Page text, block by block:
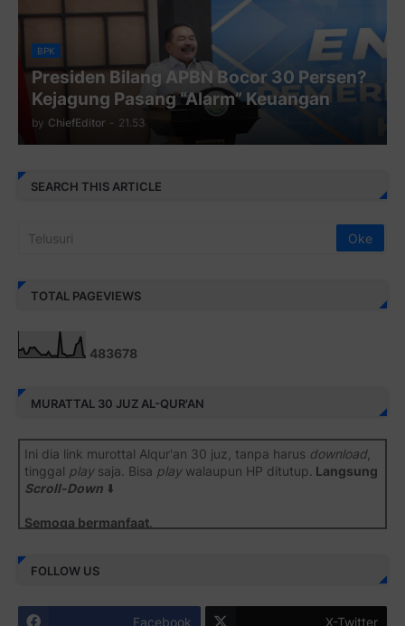
BPK
Presiden Bilang APBN Bocor 30 Persen?
Kejagung Pasang “Alarm” Keuangan
by ChiefEditor - 21.53
SEARCH THIS ARTICLE
TOTAL PAGEVIEWS
483678
MURATTAL 30 JUZ AL-QUR'AN
Ini dia link murottal Alqur'an 30 juz, tanpa harus download,
tinggal playsaja. Bisa playwalaupun HP ditutup. Langsung
Scroll-Down ⬇️
Semoga bermanfaat
Juz 1 ⇨
FOLLOW US
Facebook X-Twitter